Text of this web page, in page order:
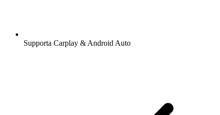
Supporta Carplay & Android Auto